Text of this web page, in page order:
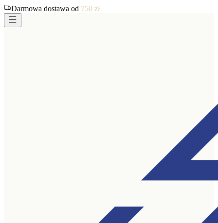
Darmowa dostawa od 750 zł